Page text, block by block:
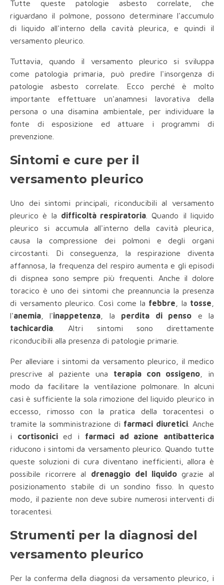
Tutte queste patologie asbesto correlate, che
riguardano il polmone, possono determinare l'accumulo
di liquido all'interno della cavità pleurica, e quindi il
versamento pleurico.
Tuttavia, quando il versamento pleurico si sviluppa
come patologia primaria, può predire l'insorgenza di
patologie asbesto correlate. Ecco perché è molto
importante effettuare un'anamnesi lavorativa della
persona o una disamina ambientale, per individuare la
fonte di esposizione ed attuare i programmi di
prevenzione.
Sintomi e cure per il
versamento pleurico
Uno dei sintomi principali, riconducibili al versamento
pleurico è la difficoltà respiratoria . Quando il liquido
pleurico si accumula all'interno della cavità pleurica,
causa la compressione dei polmoni e degli organi
circostanti. Di conseguenza, la respirazione diventa
affannosa, la frequenza del respiro aumenta e gli episodi
di dispnea sono sempre più frequenti. Anche il dolore
toracico è uno dei sintomi che preannuncia la presenza
di versamento pleurico. Così come la febbre , la tosse
l'anemia , l'inappetenza , la perdita di penso e la
tachicardia . Altri sintomi sono direttamente
riconducibili alla presenza di patologie primarie.
Per alleviare i sintomi da versamento pleurico, il medico
prescrive al paziente una terapia con ossigeno , in
modo da facilitare la ventilazione polmonare. In alcuni
casi è sufficiente la sola rimozione del liquido pleurico in
eccesso, rimosso con la pratica della toracentesi o
tramite la somministrazione di farmaci diuretici. Anche
i cortisonicied i farmaci ad azione antibatterica
riducono i sintomi da versamento pleurico. Quando tutte
queste soluzioni di cura diventano inefficienti, allora è
possibile ricorrere al drenaggio del liquidograzie al
posizionamento stabile di un sondino fisso. In questo
modo, il paziente non deve subire numerosi interventi di
toracentesi.
Strumenti per la diagnosi del
versamento pleurico
Per la conferma della diagnosi da versamento pleurico, i